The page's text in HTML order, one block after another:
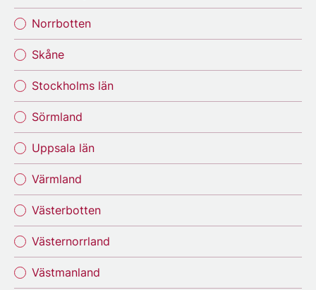
Norrbotten
Skåne
Stockholms län
Sörmland
Uppsala län
Värmland
Västerbotten
Västernorrland
Västmanland